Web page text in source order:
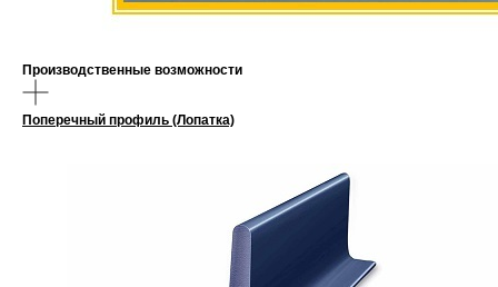
Производственные возможности
Поперечный профиль (Лопатка)